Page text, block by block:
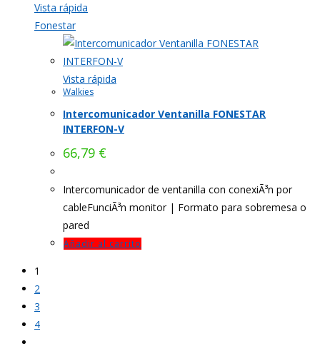
Vista rápida
Fonestar
Vista rápida
Walkies
Intercomunicador Ventanilla FONESTAR
INTERFON-V
66,79 €
Intercomunicador de ventanilla con conexiÃ³n por
cableFunciÃ³n monitor | Formato para sobremesa o
pared
Añadir al carrito
1
2
3
4